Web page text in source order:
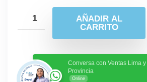
AÑADIR AL
CARRITO
Conversa con Ventas Lima y
Provincia
Online